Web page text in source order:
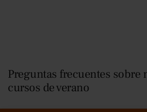
Preguntas frecuentes sobre
cursos de verano